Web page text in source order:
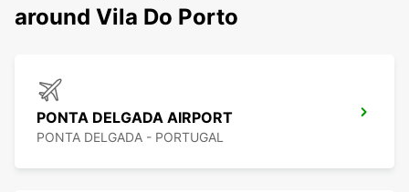
around Vila Do Porto
PONTA DELGADA AIRPORT
PONTA DELGADA - PORTUGAL